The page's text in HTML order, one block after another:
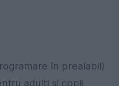
în prealabil)
adulți și copii